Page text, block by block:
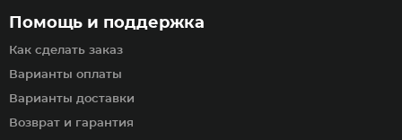
Помощь и поддержка
Как сделать заказ
Варианты оплаты
Варианты доставки
Возврат и гарантия